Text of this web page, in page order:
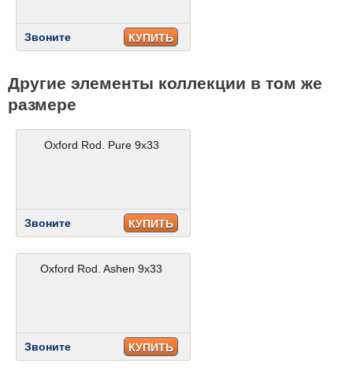
Звоните КУПИТЬ
Другие элементы коллекции в том же
размере
Oxford Rod. Pure 9x33
Звоните КУПИТЬ
Oxford Rod. Ashen 9x33
Звоните КУПИТЬ